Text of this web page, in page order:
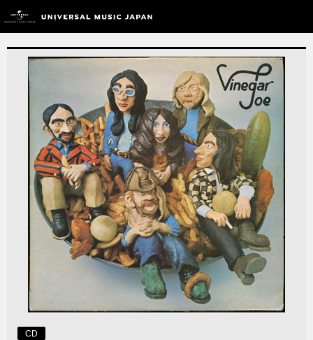
CD